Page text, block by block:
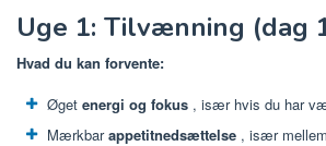
Uge 1: Tilvænning (dag
Hvad du kan forvente:
Øget energi og fokus , især hvis du har
Mærkbarappetitnedsættelse , især